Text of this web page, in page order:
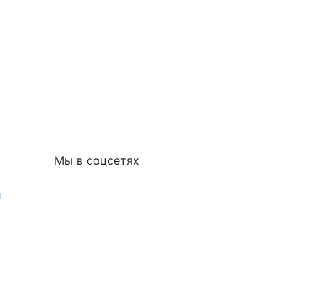
Мы в соцсетях